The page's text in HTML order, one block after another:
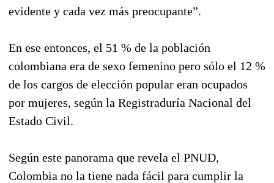
evidente y cada vez más preocupante”.
En ese entonces, el 51 % de la población
colombiana era de sexo femenino pero sólo el 12 %
de los cargos de elección popular eran ocupados
por mujeres, según la Registraduría Nacional del
Estado Civil.
Según este panorama que revela el PNUD,
Colombia no la tiene nada fácil para cumplir la